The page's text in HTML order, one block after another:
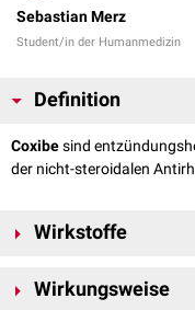
Sebastian Merz
Student/in der Humanmedizin
Definition
Coxibesind
der nicht-steroidalen
Wirkstoffe
Celecoxib(Celebrex®)
Wirkungsweise